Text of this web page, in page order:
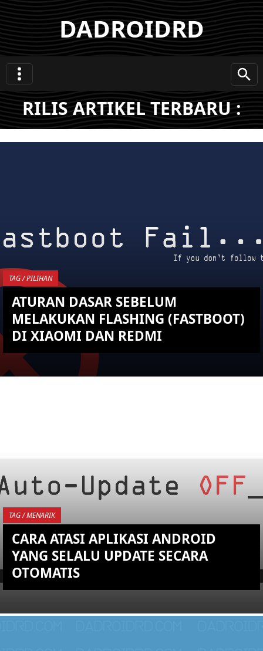
DADROIDRD
RILIS ARTIKEL TERBARU :
TAG / PILIHAN
ATURAN DASAR SEBELUM
MELAKUKAN FLASHING (FASTBOOT)
DI XIAOMI DAN REDMI
YOU ARE VIEWING MOST
RECENT POST
TAG / MENARIK
CARA ATASI APLIKASI ANDROID
YANG SELALU UPDATE SECARA
OTOMATIS